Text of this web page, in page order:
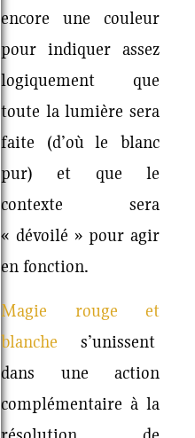
encore une couleur
pour indiquer assez
logiquement que
toute la lumière sera
faite (d’où le blanc
pur) et que le
contexte sera
« dévoilé » pour agir
en fonction.
Magie rouge et
blanche s’unissent
dans une action
complémentaire à la